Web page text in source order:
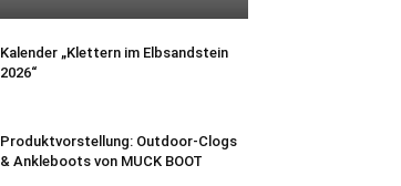
Kalender „Klettern im Elbsandstein
2026“
Produktvorstellung: Outdoor-Clogs
& Ankleboots von MUCK BOOT